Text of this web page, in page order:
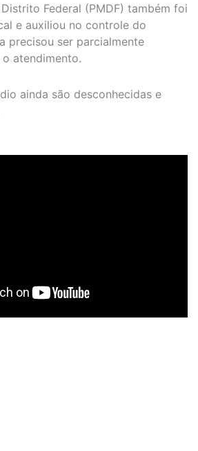
Federal (PMDF) também foi
e auxiliou no controle do
precisou ser parcialmente
atendimento.
ainda são desconhecidas e